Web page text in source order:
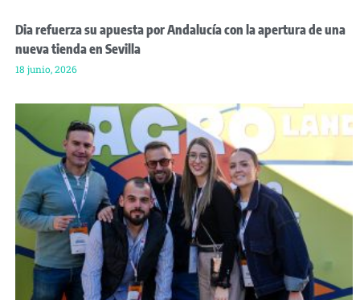
Dia refuerza su apuesta por Andalucía con la apertura de una
nueva tienda en Sevilla
18 junio, 2026